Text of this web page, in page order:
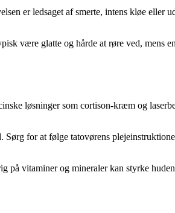
er ledsaget af smerte, intens kløe eller
være glatte og hårde at røre ved, mens
løsninger som cortison-kræm og
for at følge tatovørens
på vitaminer og mineraler kan styrke